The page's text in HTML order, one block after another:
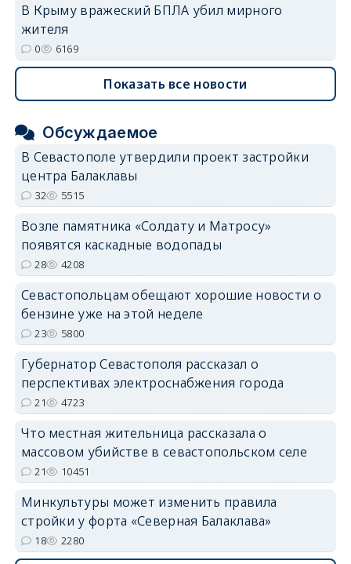
В Крыму вражеский БПЛА убил мирного
жителя
0 6169
Показать все новости
Обсуждаемое
В Севастополе утвердили проект застройки
центра Балаклавы
32 5515
Возле памятника «Солдату и Матросу»
появятся каскадные водопады
28 4208
Севастопольцам обещают хорошие новости о
бензине уже на этой неделе
23 5800
Губернатор Севастополя рассказал о
перспективах электроснабжения города
21 4723
Что местная жительница рассказала о
массовом убийстве в севастопольском селе
21 10451
Минкультуры может изменить правила
стройки у форта «Северная Балаклава»
18 2280